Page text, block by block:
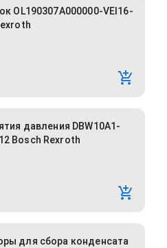
OL190307A000000-VEI16-
давления DBW10A1-
Bosch Rexroth
для сбора конденсата